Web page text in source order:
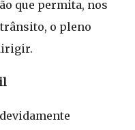
que permita, nos
o pleno